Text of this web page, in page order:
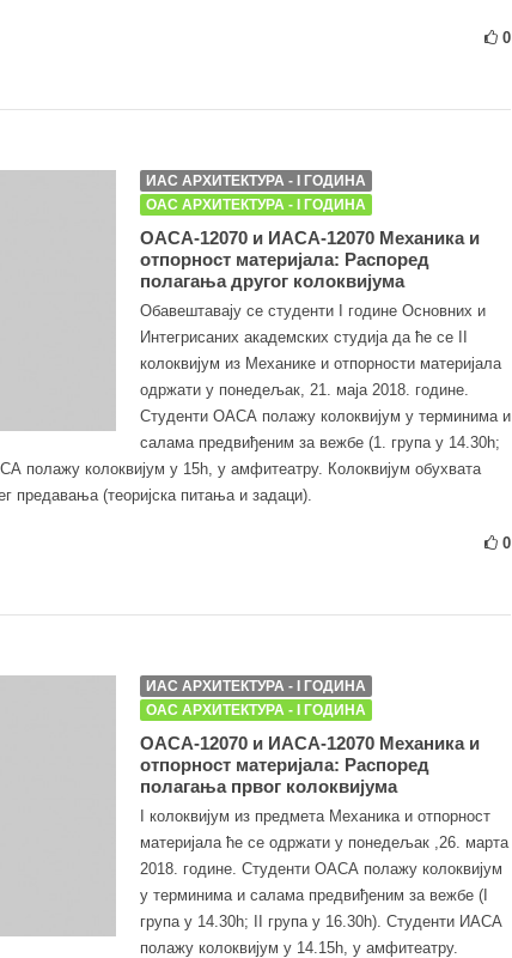
0
ИАС АРХИТЕКТУРА - I ГОДИНА
ОАС АРХИТЕКТУРА - I ГОДИНА
ОАСА-12070 и ИАСА-12070 Механика и
отпорност материјала: Распоред
полагања другог колоквијума
Обавештавају се студенти I године Основних и
Интегрисаних академских студија да ће се II
колоквијум из Механике и отпорности материјала
одржати у понедељак, 21. маја 2018. године.
Студенти ОАСА полажу колоквијум у терминима и
салама предвиђеним за вежбе (1. група у 14.30h;
полажу колоквијум у 15h, у амфитеатру. Колоквијум обухвата
предавања (теоријска питања и задаци).
0
ИАС АРХИТЕКТУРА - I ГОДИНА
ОАС АРХИТЕКТУРА - I ГОДИНА
ОАСА-12070 и ИАСА-12070 Механика и
отпорност материјала: Распоред
полагања првог колоквијума
I колоквијум из предмета Механика и отпорност
материјала ће се одржати у понедељак ,26. марта
2018. године. Студенти ОАСА полажу колоквијум
у терминима и салама предвиђеним за вежбе (I
група у 14.30h; II група у 16.30h). Студенти ИАСА
полажу колоквијум у 14.15h, у амфитеатру.